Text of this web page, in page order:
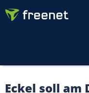
Eckel soll am